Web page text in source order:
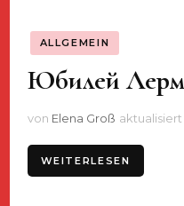
ALLGEMEIN
Юбилей
von Elena Groß aktualisiert
WEITERLESEN